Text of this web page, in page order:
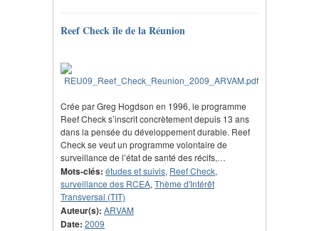
Reef Check île de la Réunion
Crée par Greg Hogdson en 1996, le programme
Reef Check s’inscrit concrètement depuis 13 ans
dans la pensée du développement durable. Reef
Check se veut un programme volontaire de
surveillance de l’état de santé des récifs,…
Mots-clés: études et suivis, Reef Check,
surveillance des RCEA, Thème d'Intérêt
Transversal (TIT)
Auteur(s): ARVAM
Date: 2009